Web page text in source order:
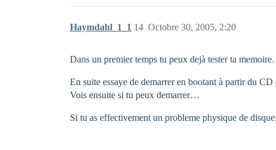
Haymdahl_1_1 Octobre 30, 2005, 2:20
14
Dans un premier temps tu peux dejà tester ta
En suite essaye de demarrer en bootant à partir du
Vois ensuite si tu peux demarrer…
Si tu as effectivement un probleme physique de